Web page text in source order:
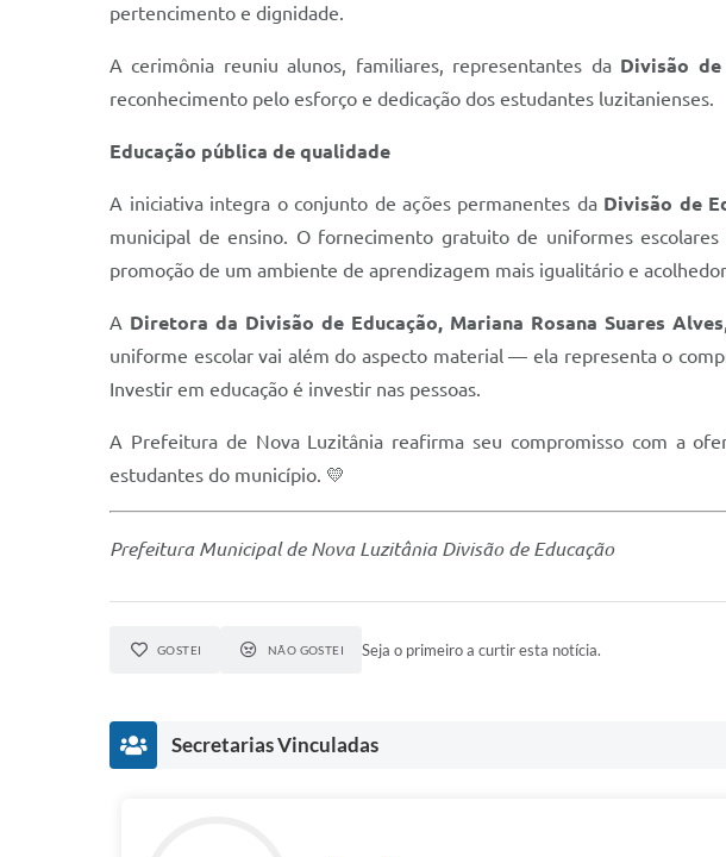
pertencimento e dignidade.
A cerimônia reuniu alunos, familiares, representantes da Divisão de
reconhecimento pelo esforço e dedicação dos estudantes luzitanienses.
Educação pública de qualidade
A iniciativa integra o conjunto de ações permanentes da Divisão de
municipal de ensino. O fornecimento gratuito de uniformes
promoção de um ambiente de aprendizagem mais igualitário e
A Diretora da Divisão de Educação, Mariana Rosana Suares Alves
uniforme escolar vai além do aspecto material — ela representa o
Investir em educação é investir nas pessoas.
A Prefeitura de Nova Luzitânia reafirma seu compromisso com a
estudantes do município. 💛
Prefeitura Municipal de Nova Luzitânia Divisão de Educação
GOSTEI NÃO GOSTEI Seja o primeiro a curtir esta notícia.
Secretarias Vinculadas